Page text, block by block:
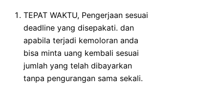
TEPAT WAKTU, Pengerjaan sesuai
deadline yang disepakati. dan
apabila terjadi kemoloran anda
bisa minta uang kembali sesuai
jumlah yang telah dibayarkan
tanpa pengurangan sama sekali.